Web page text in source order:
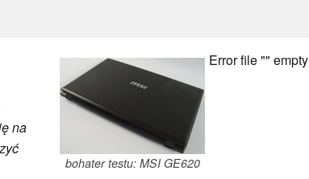
na
bohater testu: MSI GE620
Error file "" empty